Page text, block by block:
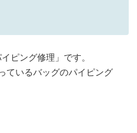
ピング修理」です。
ているバッグのパイピング